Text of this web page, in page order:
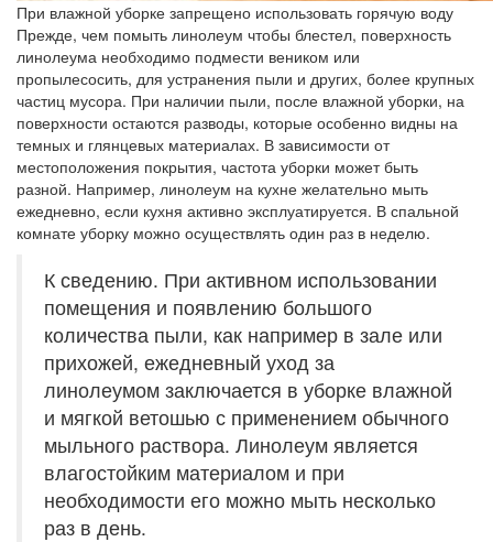
При влажной уборке запрещено использовать горячую воду
Прежде, чем помыть линолеум чтобы блестел, поверхность
линолеума необходимо подмести веником или
пропылесосить, для устранения пыли и других, более крупных
частиц мусора. При наличии пыли, после влажной уборки, на
поверхности остаются разводы, которые особенно видны на
темных и глянцевых материалах. В зависимости от
местоположения покрытия, частота уборки может быть
разной. Например, линолеум на кухне желательно мыть
ежедневно, если кухня активно эксплуатируется. В спальной
комнате уборку можно осуществлять один раз в неделю.
К сведению. При активном использовании
помещения и появлению большого
количества пыли, как например в зале или
прихожей, ежедневный уход за
линолеумом заключается в уборке влажной
и мягкой ветошью с применением обычного
мыльного раствора. Линолеум является
влагостойким материалом и при
необходимости его можно мыть несколько
раз в день.